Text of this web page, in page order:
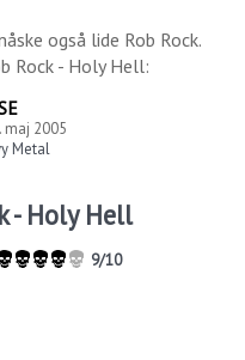
også lide Rob Rock.
Rock - Holy Hell:
maj 2005
Metal
- Holy Hell
9/10